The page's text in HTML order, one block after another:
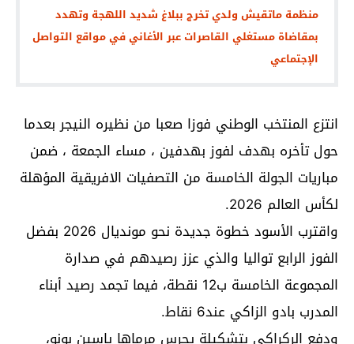
منظمة ماتقيش ولدي تخرج ببلاغ شديد اللهجة وتهدد
بمقاضاة مستغلي القاصرات عبر الأغاني في مواقع التواصل
الإجتماعي
انتزع المنتخب الوطني فوزا صعبا من نظيره النيجر بعدما
حول تأخره بهدف لفوز بهدفين ، مساء الجمعة ، ضمن
مباريات الجولة الخامسة من التصفيات الافريقية المؤهلة
لكأس العالم 2026.
واقترب الأسود خطوة جديدة نحو مونديال 2026 بفضل
الفوز الرابع تواليا والذي عزز رصيدهم في صدارة
المجموعة الخامسة ب12 نقطة، فيما تجمد رصيد أبناء
المدرب بادو الزاكي عند6 نقاط.
ودفع الركراكي بتشكيلة يحرس مرماها ياسين بونو،